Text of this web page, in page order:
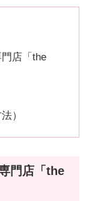
店「the
）
門店「the